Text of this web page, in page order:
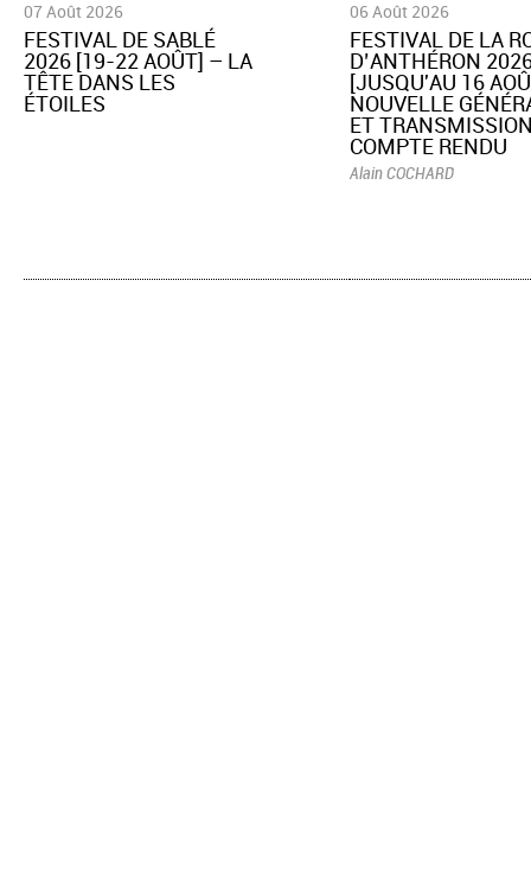
07 Août 2026
​FESTIVAL DE SABLÉ
2026 [19-22 AOÛT] – LA
TÊTE DANS LES
ÉTOILES
06 Août 2026
​FESTIVAL DE LA
D’ANTHÉRON
[JUSQU'AU 16
NOUVELLE
ET
COMPTE RENDU
Alain COCHARD